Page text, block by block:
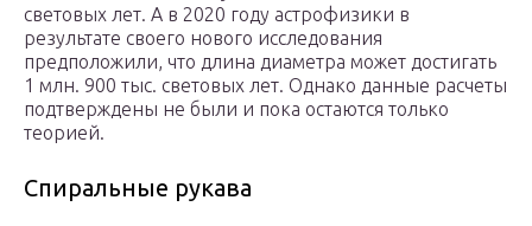
световых лет. А в 2020 году астрофизики в
результате своего нового исследования
предположили, что длина диаметра может достигать
1 млн. 900 тыс. световых лет. Однако данные расчеты
подтверждены не были и пока остаются только
теорией.
Спиральные рукава